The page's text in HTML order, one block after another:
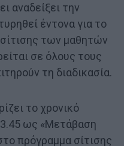
αναδείξει την
έντονα για το
των μαθητών
σε όλους τους
τη διαδικασία.
το χρονικό
ως «Μετάβαση
πρόγραμμα σίτισης